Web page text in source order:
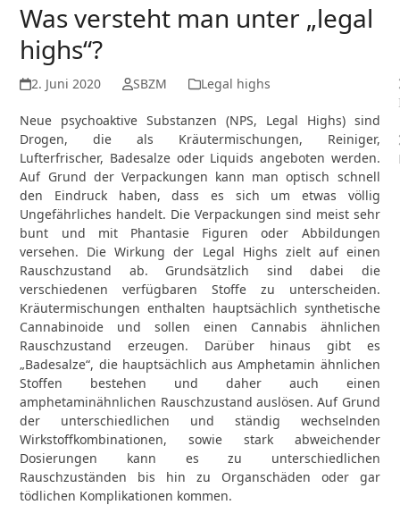
Was versteht man unter „legal
highs“?
2. Juni 2020 SBZM Legal highs
Neue psychoaktive Substanzen (NPS, Legal Highs) sind
Drogen, die als Kräutermischungen, Reiniger,
Lufterfrischer, Badesalze oder Liquids angeboten werden.
Auf Grund der Verpackungen kann man optisch schnell
den Eindruck haben, dass es sich um etwas völlig
Ungefährliches handelt. Die Verpackungen sind meist sehr
bunt und mit Phantasie Figuren oder Abbildungen
versehen. Die Wirkung der Legal Highs zielt auf einen
Rauschzustand ab. Grundsätzlich sind dabei die
verschiedenen verfügbaren Stoffe zu unterscheiden.
Kräutermischungen enthalten hauptsächlich synthetische
Cannabinoide und sollen einen Cannabis ähnlichen
Rauschzustand erzeugen. Darüber hinaus gibt es
„Badesalze“, die hauptsächlich aus Amphetamin ähnlichen
Stoffen bestehen und daher auch einen
amphetaminähnlichen Rauschzustand auslösen. Auf Grund
der unterschiedlichen und ständig wechselnden
Wirkstoffkombinationen, sowie stark abweichender
Dosierungen kann es zu unterschiedlichen
Rauschzuständen bis hin zu Organschäden oder gar
tödlichen Komplikationen kommen.